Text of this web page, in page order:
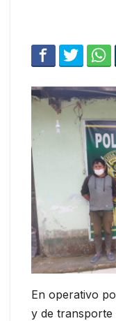
En operativo
y de transporte